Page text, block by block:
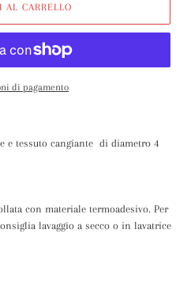
AL CARRELLO
di pagamento
e tessuto cangiante di diametro 4
con materiale termoadesivo. Per
lavaggio a secco o in lavatrice